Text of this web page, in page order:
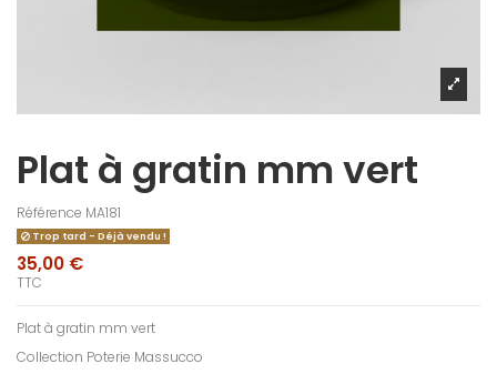
Plat à gratin mm vert
Référence MA181
Trop tard - Déjà vendu !
35,00 €
TTC
Plat à gratin mm vert
Collection Poterie Massucco